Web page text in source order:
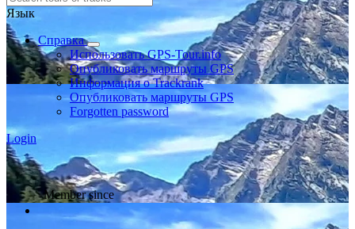
Язык
Справка
Использовать GPS-Tour.info
Опубликовать маршруты GPS
Информация о Trackrank
Опубликовать маршруты GPS
Forgotten password
Login
Member since